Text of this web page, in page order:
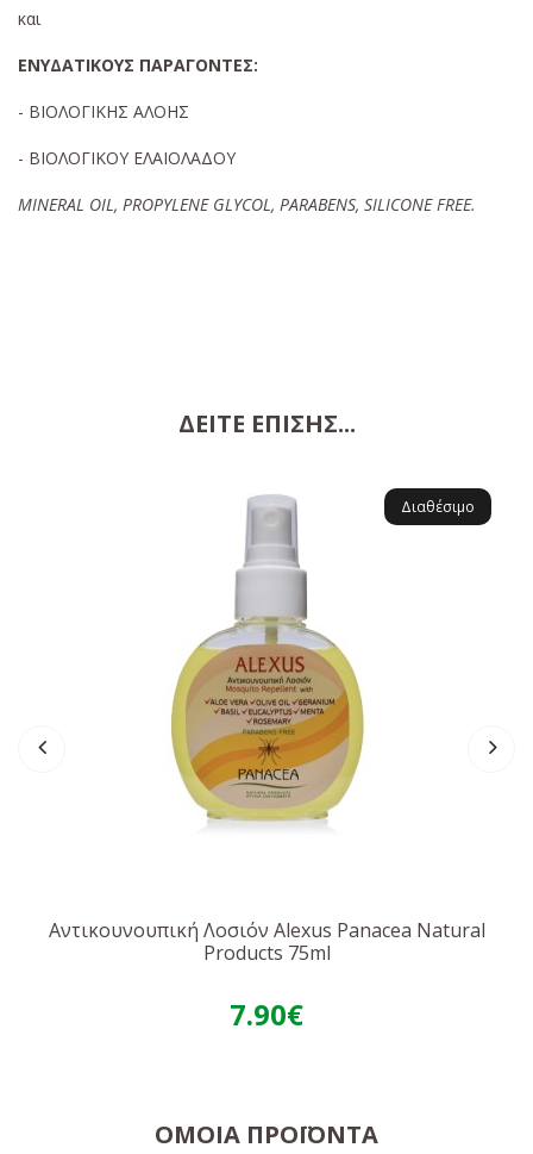
και
ΕΝΥΔΑΤΙΚΟΥΣ ΠΑΡΑΓΟΝΤΕΣ:
- ΒΙΟΛΟΓΙΚΗΣ ΑΛΟΗΣ
- ΒΙΟΛΟΓΙΚΟΥ ΕΛΑΙΟΛΑΔΟΥ
MINERAL OIL, PROPYLENE GLYCOL, PARABENS, SILICONE FREE.
ΔΕΊΤΕ ΕΠΊΣΗΣ...
Διαθέσιμο
Αντικουνουπική Λοσιόν Alexus Panacea Natural
Products 75ml
7.90€
ΌΜΟΙΑ ΠΡΟΪΌΝΤΑ